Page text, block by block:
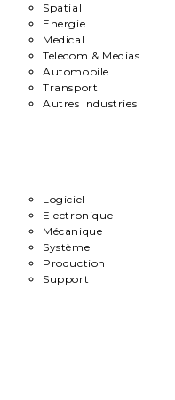
Spatial
Energie
Medical
Telecom & Medias
Automobile
Transport
Autres Industries
Logiciel
Electronique
Mécanique
Système
Production
Support